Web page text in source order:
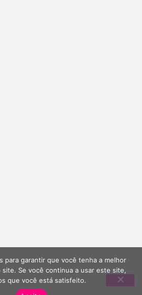
para garantir que você tenha a melhor
Se você continua a usar este site,
que você está satisfeito.